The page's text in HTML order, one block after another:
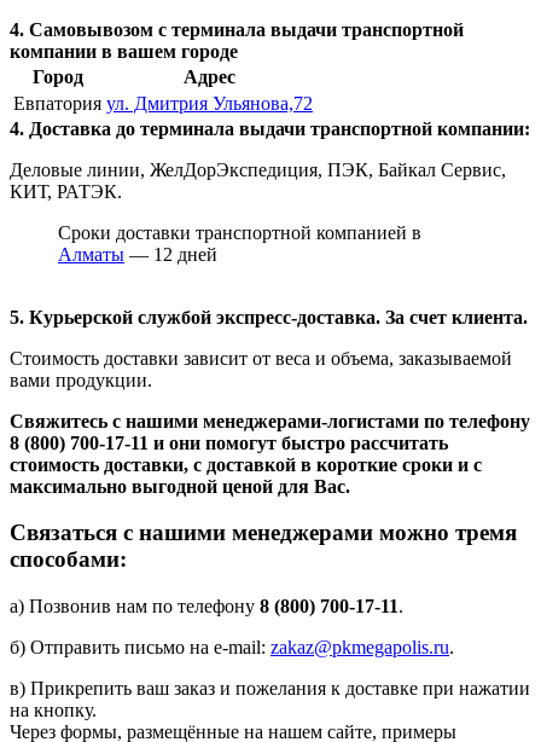
4. Самовывозом с терминала выдачи транспортной
компании в вашем городе
Город
Адрес
Евпатория ул. Дмитрия Ульянова,72
4. Доставка до терминала выдачи транспортной компании:
Деловые линии, ЖелДорЭкспедиция, ПЭК, Байкал Сервис,
КИТ, РАТЭК.
Сроки доставки транспортной компанией в
Алматы — 12 дней
5. Курьерской службой экспресс-доставка. За счет клиента.
Стоимость доставки зависит от веса и объема, заказываемой
вами продукции.
Свяжитесь с нашими менеджерами-логистами по телефону
8 (800) 700-17-11 и они помогут быстро рассчитать
стоимость доставки, с доставкой в короткие сроки и с
максимально выгодной ценой для Вас.
Связаться с нашими менеджерами можно тремя
способами:
а) Позвонив нам по телефону 8 (800) 700-17-11.
б) Отправить письмо на e-mail: zakaz@pkmegapolis.ru.
в) Прикрепить ваш заказ и пожелания к доставке при нажатии
на кнопку.
Через формы, размещённые на нашем сайте, примеры